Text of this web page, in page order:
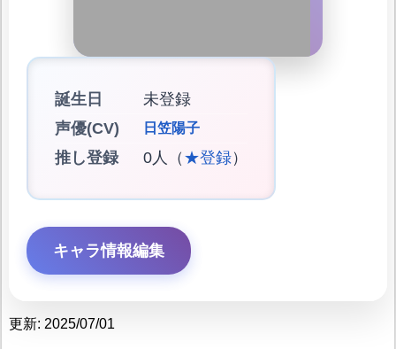
誕生日
未登録
声優(CV)
日笠陽子
推し登録 0人（ ★登録）
キャラ情報編集
更新: 2025/07/01